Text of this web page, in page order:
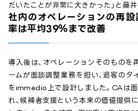
だいたことが非常に大きかった」と藤井
社内のオペレーションの再設
率は平均39％まで改善
導入後は、オペレーションそのものを
ームが面談調整業務を担い、追客のタ
をimmedio上で設計しました。CAは
れ、候補者支援という本来の価値提供